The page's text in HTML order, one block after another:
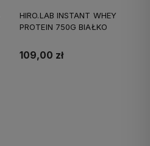
HIRO.LAB INSTANT WHEY
PROTEIN 750G BIAŁKO
109,00 zł